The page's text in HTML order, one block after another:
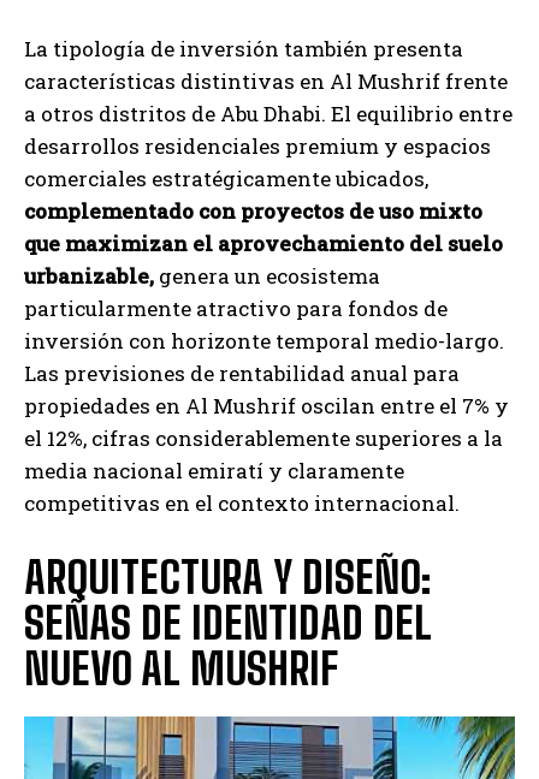
La tipología de inversión también presenta
características distintivas en Al Mushrif frente
a otros distritos de Abu Dhabi. El equilibrio entre
desarrollos residenciales premium y espacios
comerciales estratégicamente ubicados,
complementado con proyectos de uso mixto
que maximizan el aprovechamiento del suelo
urbanizable, genera un ecosistema
particularmente atractivo para fondos de
inversión con horizonte temporal medio-largo.
Las previsiones de rentabilidad anual para
propiedades en Al Mushrif oscilan entre el 7% y
el 12%, cifras considerablemente superiores a la
media nacional emiratí y claramente
competitivas en el contexto internacional.
ARQUITECTURA Y DISEÑO:
SEÑAS DE IDENTIDAD DEL
NUEVO AL MUSHRIF